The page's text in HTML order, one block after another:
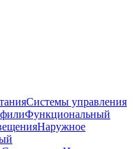
Системы управления
Функциональный
Наружное